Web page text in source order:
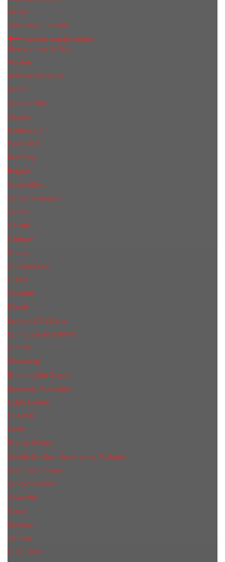
Xerjoff
Yves Saint Laurent
Мужская парфюмерия
Abercrombie & Fitch
Annifen
Antonio Banderas
Armaf
Armand Basi
Azzaro
Baldessarini
Bond № 9
Burberry
Bvlgari
Calvin Klein
Carolina Herrera
Cartier
Cerruti
Сliniquе
Chanel
Christian Dior
Creed
Davidoff
Diesel
Дольче & Габбана
Donna Karan (DKNY)
Dunhill
Eisenberg
Ermenegildo Zegna
Escentric Molecules
Еsteе Lаudеr
Ex Nihilo
Fendi
Franck Olivier
Gerald Ghislain Histoires de Parfums
Gianfranco Ferre
Giorgio Armani
Givenchy
Gucci
Guerlain
Hermes
Hugo Boss